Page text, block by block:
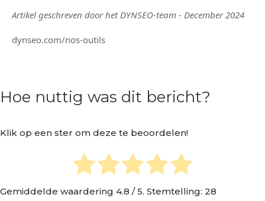
Artikel geschreven door het DYNSEO-team - December 2024
dynseo.com/nos-outils
Hoe nuttig was dit bericht?
Klik op een ster om deze te beoordelen!
Gemiddelde waardering 4.8 / 5. Stemtelling: 28